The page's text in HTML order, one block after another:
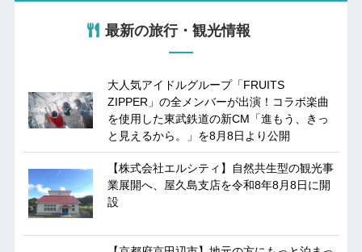
最新の旅行・観光情報
大人気アイドルグループ「FRUITS
ZIPPER」の全メンバーが出演！コラボ楽曲
を使用した東武鉄道の新CM「進もう、きっ
と見えるから。」を8月8日より公開
【株式会社エルシティ】自然共生型の観光事
業展開へ、屋久島支店を令和8年8月8日に開
設